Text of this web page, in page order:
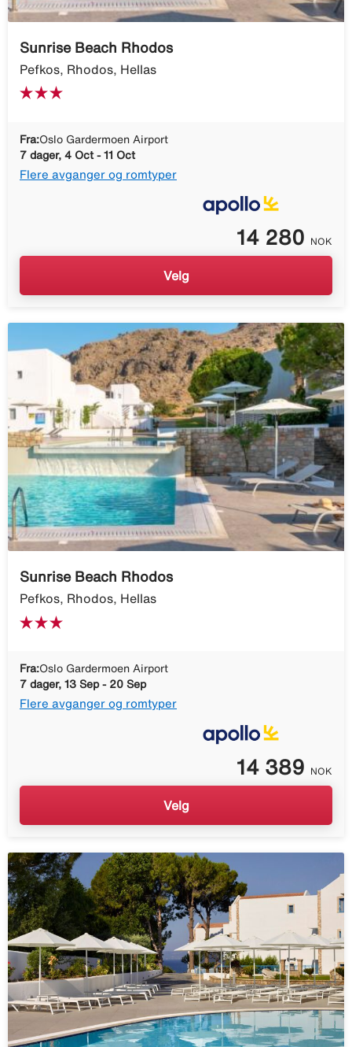
Sunrise Beach Rhodos
Pefkos, Rhodos, Hellas
Fra:Oslo Gardermoen Airport
7 dager, 4 Oct - 11 Oct
Flere avganger og romtyper
14 280 NOK
Velg
Sunrise Beach Rhodos
Pefkos, Rhodos, Hellas
Fra:Oslo Gardermoen Airport
7 dager, 13 Sep - 20 Sep
Flere avganger og romtyper
14 389 NOK
Velg